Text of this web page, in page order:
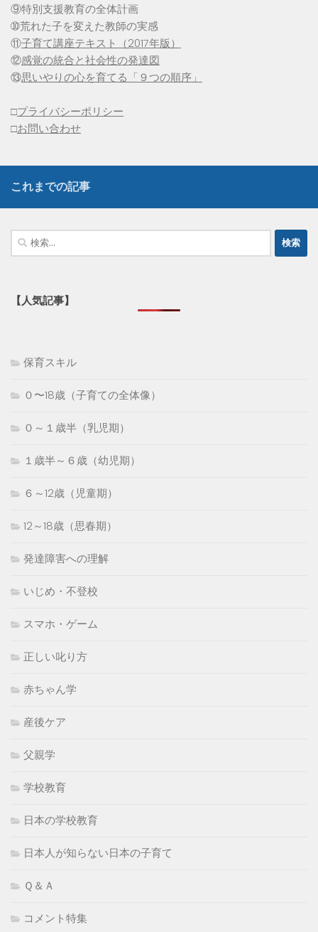
⑨特別支援教育の全体計画
➉荒れた子を変えた教師の実感
⑪子育て講座テキスト（2017年版）
⑫感覚の統合と社会性の発達図
⑬思いやりの心を育てる「９つの順序」
□プライバシーポリシー
□お問い合わせ
これまでの記事
検
索:
【人気記事】
保育スキル
０〜18歳（子育ての全体像）
０～１歳半（乳児期）
１歳半～６歳（幼児期）
６～12歳（児童期）
12～18歳（思春期）
発達障害への理解
いじめ・不登校
スマホ・ゲーム
正しい叱り方
赤ちゃん学
産後ケア
父親学
学校教育
日本の学校教育
日本人が知らない日本の子育て
Ｑ＆Ａ
コメント特集